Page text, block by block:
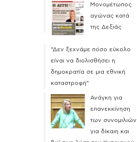
Μονομέτωπος
αγώνας κατά
της Δεξιάς
“Δεν ξεχνάμε πόσο εύκολο
είναι να διολισθήσει η
δημοκρατία σε μια εθνική
καταστροφή”
Ανάγκη για
επανεκκίνηση
των συνομιλιών
για δίκαιη και